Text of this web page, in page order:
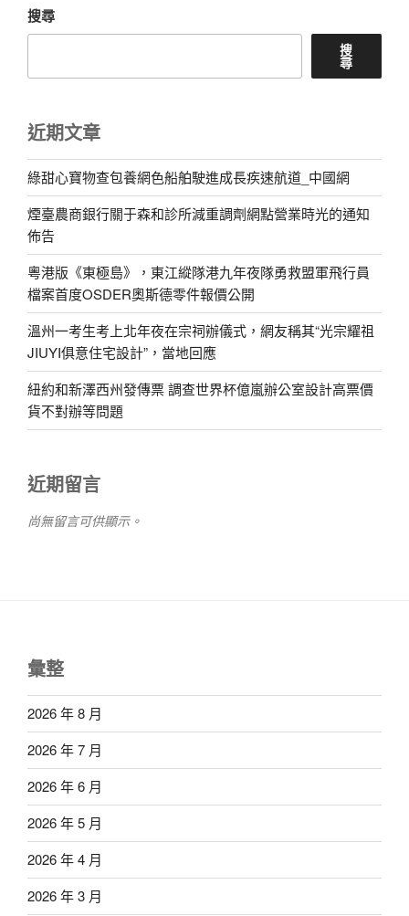
搜尋
搜
尋
近期文章
綠甜心寶物查包養網色船舶駛進成長疾速航道_中國網
煙臺農商銀行關于森和診所減重調劑網點營業時光的通知
佈告
粵港版《東極島》，東江縱隊港九年夜隊勇救盟軍飛行員
檔案首度OSDER奧斯德零件報價公開
溫州一考生考上北年夜在宗祠辦儀式，網友稱其“光宗耀祖
JIUYI俱意住宅設計”，當地回應
紐約和新澤西州發傳票 調查世界杯億嵐辦公室設計高票價
貨不對辦等問題
近期留言
尚無留言可供顯示。
彙整
2026 年 8 月
2026 年 7 月
2026 年 6 月
2026 年 5 月
2026 年 4 月
2026 年 3 月